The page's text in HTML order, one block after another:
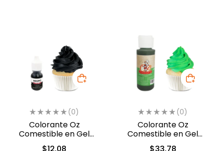
(0)
Colorante Oz
Comestible en Gel
Negro 10 ml (558)
$12.08
(0)
Colorante Oz
Comestible en Gel
Verde Follaje 60ml
$33.78